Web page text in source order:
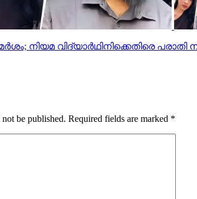
നിയമ വിദ്യാര്‍ഥിനിക്കെതിരെ
be published. Required fields are marked *